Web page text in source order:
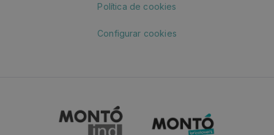
Política de cookies
Configurar cookies